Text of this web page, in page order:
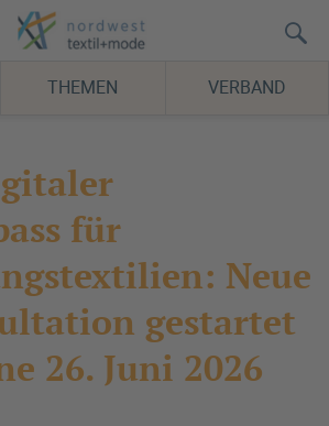
THEMEN VERBAND
für
Neue
gestartet
26. Juni 2026